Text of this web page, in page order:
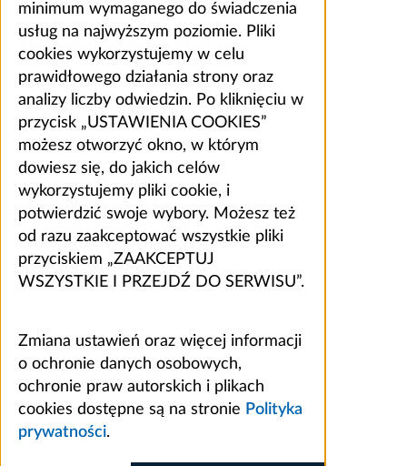
minimum wymaganego do świadczenia
usług na najwyższym poziomie. Pliki
cookies wykorzystujemy w celu
prawidłowego działania strony oraz
analizy liczby odwiedzin. Po kliknięciu w
przycisk „USTAWIENIA COOKIES”
możesz otworzyć okno, w którym
dowiesz się, do jakich celów
wykorzystujemy pliki cookie, i
potwierdzić swoje wybory. Możesz też
od razu zaakceptować wszystkie pliki
przyciskiem „ZAAKCEPTUJ
WSZYSTKIE I PRZEJDŹ DO SERWISU”.
Zmiana ustawień oraz więcej informacji
o ochronie danych osobowych,
ochronie praw autorskich i plikach
cookies dostępne są na stronie Polityka
prywatności.